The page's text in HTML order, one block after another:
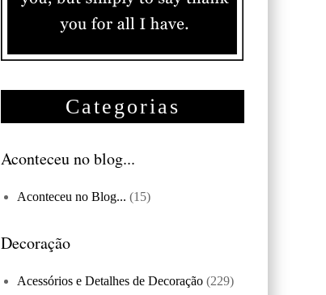
Categorias
Aconteceu no blog...
Aconteceu no Blog... (15)
Decoração
Acessórios e Detalhes de Decoração (229)